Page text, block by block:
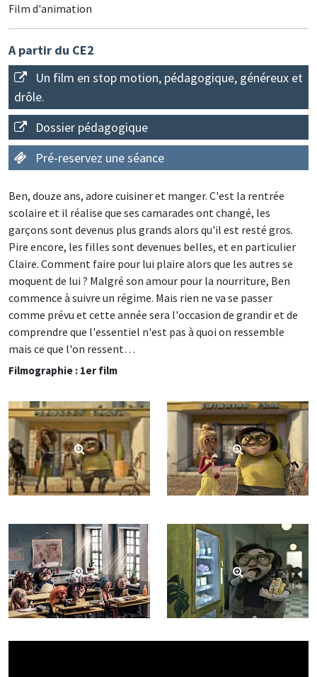
Film d'animation
A partir du CE2
Un film en stop motion, pédagogique, généreux et
drôle.
Dossier pédagogique
Pré-reservez une séance
Ben, douze ans, adore cuisiner et manger. C'est la rentrée
scolaire et il réalise que ses camarades ont changé, les
garçons sont devenus plus grands alors qu'il est resté gros.
Pire encore, les filles sont devenues belles, et en particulier
Claire. Comment faire pour lui plaire alors que les autres se
moquent de lui ? Malgré son amour pour la nourriture, Ben
commence à suivre un régime. Mais rien ne va se passer
comme prévu et cette année sera l'occasion de grandir et de
comprendre que l'essentiel n'est pas à quoi on ressemble
mais ce que l'on ressent…
Filmographie : 1er film